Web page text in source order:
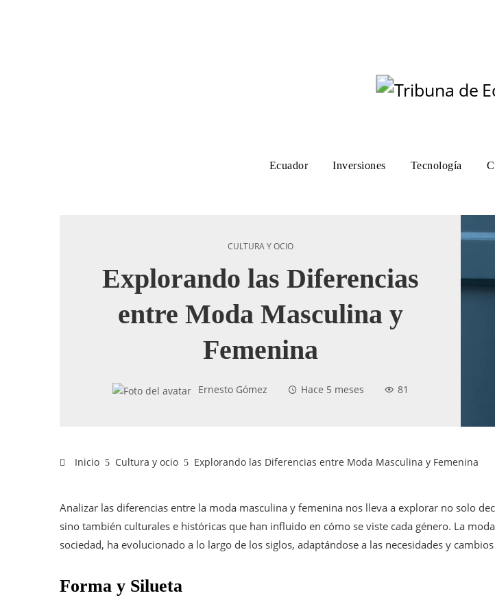
Ecuador Inversiones Tecnología
CULTURA Y OCIO
Explorando las Diferencias
entre Moda Masculina y
Femenina
Ernesto Gómez Hace 5 meses 81
Inicio Cultura y ocio Explorando las Diferencias entre Moda Masculina y Femenina
Analizar las diferencias entre la moda masculina y femenina nos lleva a explorar no solo
sino también culturales e históricas que han influido en cómo se viste cada género. La
sociedad, ha evolucionado a lo largo de los siglos, adaptándose a las necesidades y
Forma y Silueta